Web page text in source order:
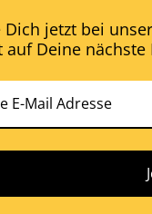
Jede
Dich jetzt bei
auf Deine nächste